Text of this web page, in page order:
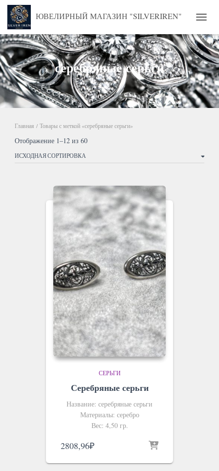
ЮВЕЛИРНЫЙ МАГАЗИН "SILVERIREN"
серебряные серьги
Главная / Товары с меткой «серебряные серьги»
Отображение 1–12 из 60
СЕРЬГИ
Серебряные серьги
Название: серебряные серьги
Материалы: серебро
Вес: 4,50 гр.
2808,96₽